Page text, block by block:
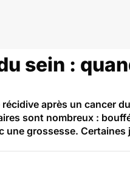
sein :
après un cancer
sont nombreux :
grossesse. Certaines